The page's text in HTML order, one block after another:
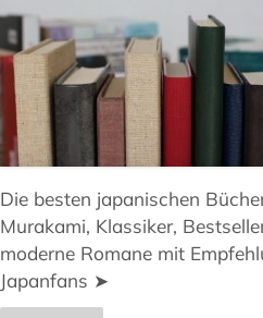
Die besten japanischen
Murakami, Klassiker,
moderne Romane mit
Japanfans ➤